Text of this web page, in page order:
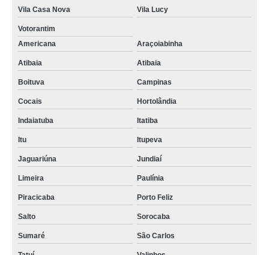
Vila Casa Nova Vila Lucy
Votorantim
Americana
Araçoiabinha
Atibaia Atibaia
Boituva Campinas
Cocais Hortolândia
Indaiatuba Itatiba
Itu Itupeva
Jaguariúna Jundiaí
Limeira Paulínia
Piracicaba Porto Feliz
Salto Sorocaba
Sumaré São Carlos